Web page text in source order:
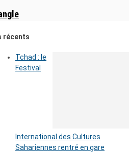
récents
Tchad : le
Festival
International des Cultures
Sahariennes rentré en gare